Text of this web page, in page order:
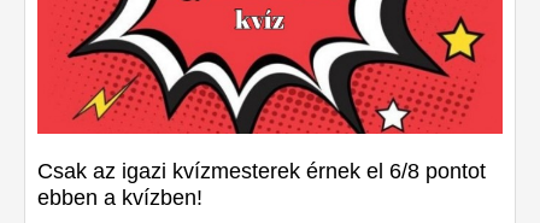
Csak az igazi kvízmesterek érnek el 6/8 pontot
ebben a kvízben!